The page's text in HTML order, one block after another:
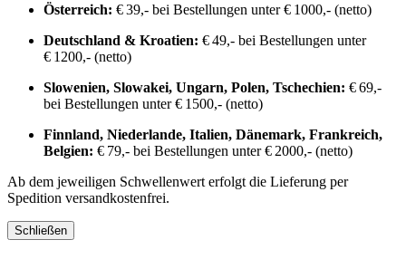
Österreich: € 39,- bei Bestellungen unter € 1000,- (netto)
Deutschland & Kroatien: € 49,- bei Bestellungen unter
€ 1200,- (netto)
Slowenien, Slowakei, Ungarn, Polen, Tschechien: € 69,-
bei Bestellungen unter € 1500,- (netto)
Finnland, Niederlande, Italien, Dänemark, Frankreich,
Belgien: € 79,- bei Bestellungen unter € 2000,- (netto)
Ab dem jeweiligen Schwellenwert erfolgt die Lieferung per
Spedition versandkostenfrei.
Schließen